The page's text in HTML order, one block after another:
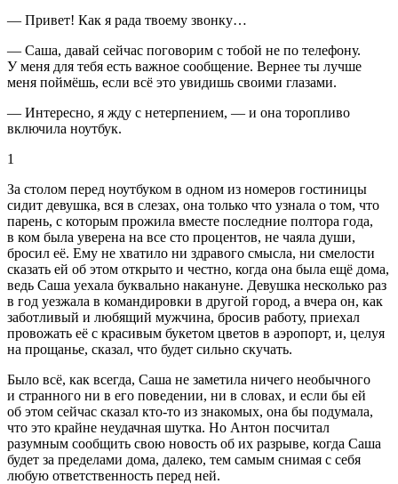
— Привет! Как я рада твоему звонку…
— Саша, давай сейчас поговорим с тобой не по телефону.
У меня для тебя есть важное сообщение. Вернее ты лучше
меня поймёшь, если всё это увидишь своими глазами.
— Интересно, я жду с нетерпением, — и она торопливо
включила ноутбук.
1
За столом перед ноутбуком в одном из номеров гостиницы
сидит девушка, вся в слезах, она только что узнала о том, что
парень, с которым прожила вместе последние полтора года,
в ком была уверена на все сто процентов, не чаяла души,
бросил её. Ему не хватило ни здравого смысла, ни смелости
сказать ей об этом открыто и честно, когда она была ещё дома,
ведь Саша уехала буквально накануне. Девушка несколько раз
в год уезжала в командировки в другой город, а вчера он, как
заботливый и любящий мужчина, бросив работу, приехал
провожать её с красивым букетом цветов в аэропорт, и, целуя
на прощанье, сказал, что будет сильно скучать.
Было всё, как всегда, Саша не заметила ничего необычного
и странного ни в его поведении, ни в словах, и если бы ей
об этом сейчас сказал кто-то из знакомых, она бы подумала,
что это крайне неудачная шутка. Но Антон посчитал
разумным сообщить свою новость об их разрыве, когда Саша
будет за пределами дома, далеко, тем самым снимая с себя
любую ответственность перед ней.